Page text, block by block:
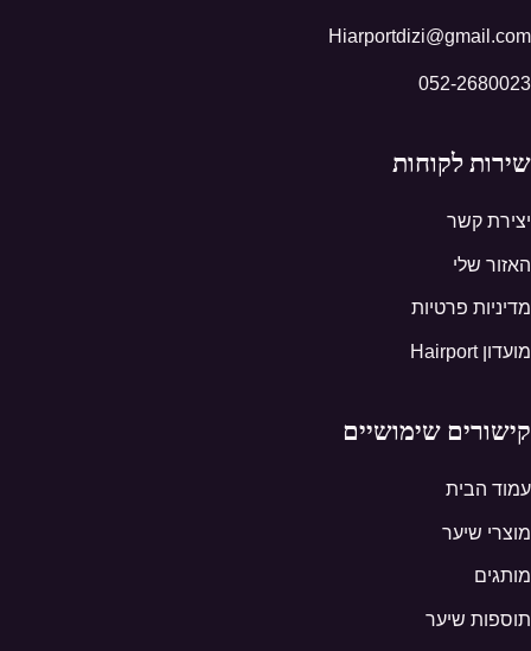
Hiarportdizi@gmail.com
052-2680023
שירות לקוחות
יצירת קשר
האזור שלי
מדיניות פרטיות
מועדון Hairport
קישורים שימושיים
עמוד הבית
מוצרי שיער
מותגים
תוספות שיער